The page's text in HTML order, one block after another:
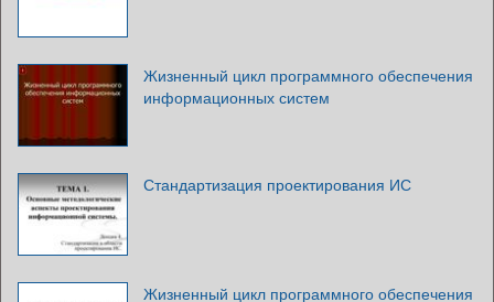
Жизненный цикл программного обеспечения
информационных систем
Стандартизация проектирования ИС
Жизненный цикл программного обеспечения